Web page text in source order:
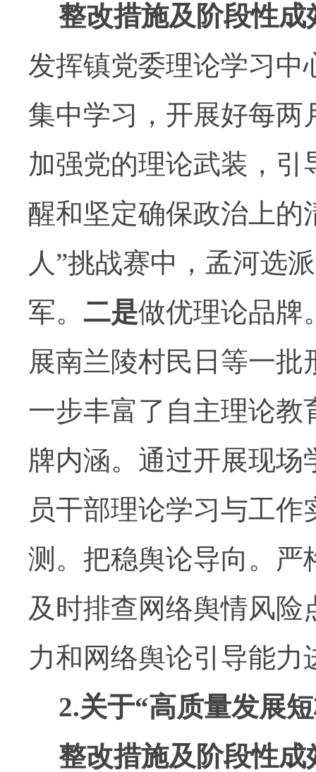
整改措施及阶段性成
发挥镇党委理论学习中
集中学习，开展好每两
加强党的理论武装，
醒和坚定确保政治上的
人”挑战赛中，孟河选
军。 二是做优理论品牌
展南兰陵村民日等一
一步丰富了自主理论教
牌内涵。通过开展现
员干部理论学习与工作
测。把稳舆论导向。严
及时排查网络舆情风
力和网络舆论引导能力
2.关于“高质量发展
整改措施及阶段性成